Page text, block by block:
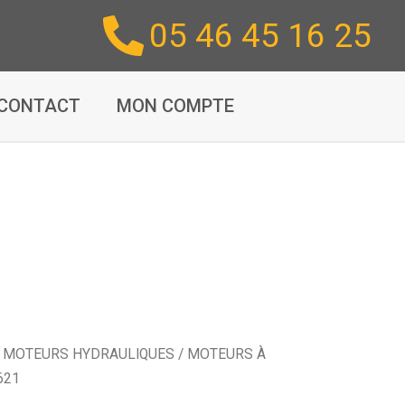
05 46 45 16 25
MON COMPTE
MOTEURS HYDRAULIQUES / MOTEURS À